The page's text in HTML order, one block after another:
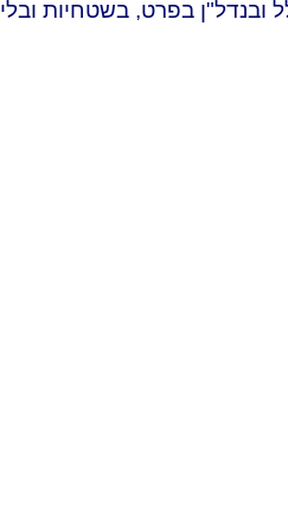
ובנדל"ן בפרט, בשטחיות ובלי